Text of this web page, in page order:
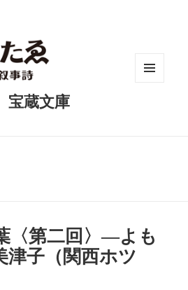
蔵文庫
〈第二回〉―よも
子（関西ホツ